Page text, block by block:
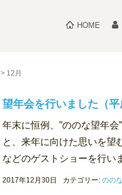
HOME
> 12月
望年会を行いました（平
年末に恒例、”ののな望年
と、来年に向けた思いを望
などのゲストショーを行い
2017年12月30日 カテゴリー: のの